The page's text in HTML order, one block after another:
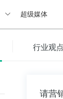
超级媒体
行业观点
请营